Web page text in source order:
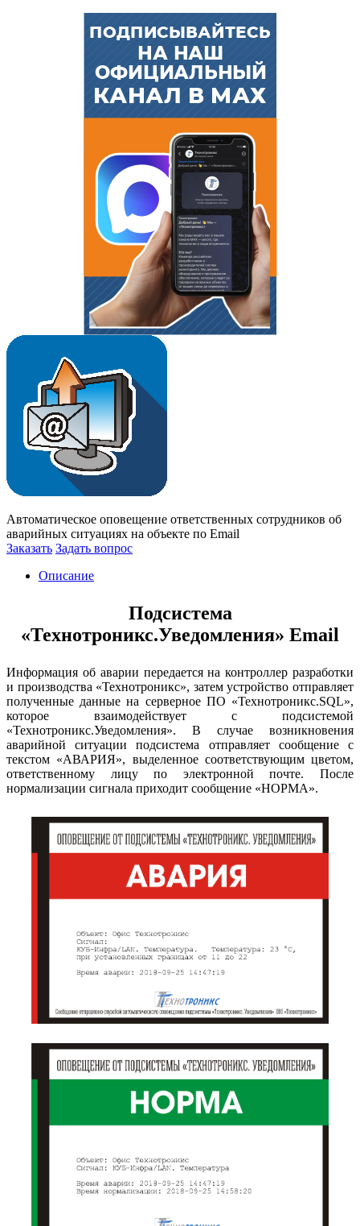
Автоматическое оповещение ответственных сотрудников об
аварийных ситуациях на объекте по Email
Заказать Задать вопрос
Описание
Подсистема
«Технотроникс.Уведомления» Email
Информация об аварии передается на контроллер разработки
и производства «Технотроникс», затем устройство отправляет
полученные данные на серверное ПО «Технотроникс.SQL»,
которое взаимодействует с подсистемой
«Технотроникс.Уведомления». В случае возникновения
аварийной ситуации подсистема отправляет сообщение с
текстом «АВАРИЯ», выделенное соответствующим цветом,
ответственному лицу по электронной почте. После
нормализации сигнала приходит сообщение «НОРМА».